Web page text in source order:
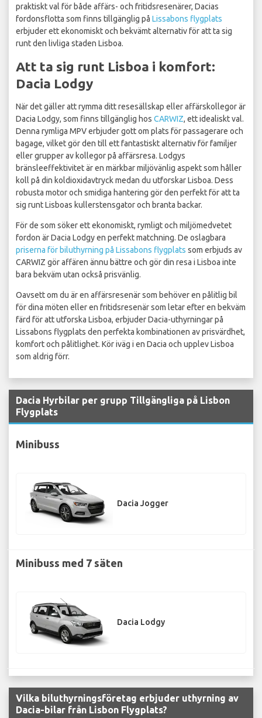
praktiskt val för både affärs- och fritidsresenärer, Dacias
fordonsflotta som finns tillgänglig på Lissabons flygplats
erbjuder ett ekonomiskt och bekvämt alternativ för att ta sig
runt den livliga staden Lisboa.
Att ta sig runt Lisboa i komfort:
Dacia Lodgy
När det gäller att rymma ditt resesällskap eller affärskollegor är
Dacia Lodgy, som finns tillgänglig hos CARWIZ, ett idealiskt val.
Denna rymliga MPV erbjuder gott om plats för passagerare och
bagage, vilket gör den till ett fantastiskt alternativ för familjer
eller grupper av kollegor på affärsresa. Lodgys
bränsleeffektivitet är en märkbar miljövänlig aspekt som håller
koll på din koldioxidavtryck medan du utforskar Lisboa. Dess
robusta motor och smidiga hantering gör den perfekt för att ta
sig runt Lisboas kullerstensgator och branta backar.
För de som söker ett ekonomiskt, rymligt och miljömedvetet
fordon är Dacia Lodgy en perfekt matchning. De oslagbara
priserna för biluthyrning på Lissabons flygplats som erbjuds av
CARWIZ gör affären ännu bättre och gör din resa i Lisboa inte
bara bekväm utan också prisvänlig.
Oavsett om du är en affärsresenär som behöver en pålitlig bil
för dina möten eller en fritidsresenär som letar efter en bekväm
färd för att utforska Lisboa, erbjuder Dacia-uthyrningar på
Lissabons flygplats den perfekta kombinationen av prisvärdhet,
komfort och pålitlighet. Kör iväg i en Dacia och upplev Lisboa
som aldrig förr.
Dacia Hyrbilar per grupp Tillgängliga på Lisbon
Flygplats
Minibuss
Dacia Jogger
Minibuss med 7 säten
Dacia Lodgy
Vilka biluthyrningsföretag erbjuder uthyrning av
Dacia-bilar från Lisbon Flygplats?